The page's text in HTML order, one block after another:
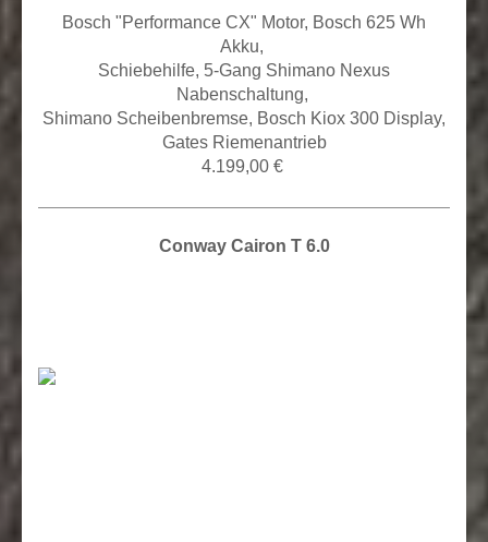
Bosch "Performance CX" Motor, Bosch 625 Wh
Akku,
Schiebehilfe, 5-Gang Shimano Nexus
Nabenschaltung,
Shimano Scheibenbremse, Bosch Kiox 300 Display,
Gates Riemenantrieb
4.199,00 €
Conway Cairon T 6.0